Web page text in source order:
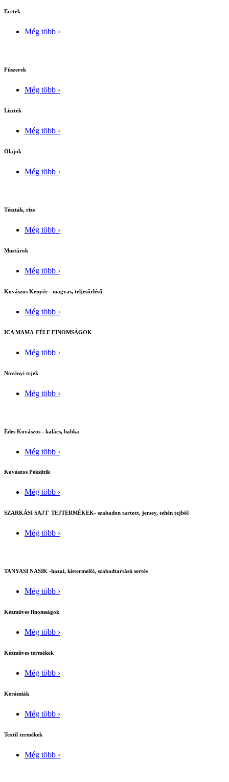
Ecetek
Még több ›
Fûszerek
Még több ›
Lisztek
Még több ›
Olajok
Még több ›
Tészták, rizs
Még több ›
Mustárok
Még több ›
Kovászos Kenyér - magvas, teljesőrlésű
Még több ›
ICA MAMA-FÉLE FINOMSÁGOK
Még több ›
Növényi tejek
Még több ›
Édes Kovászos - kalács, babka
Még több ›
Kovászos Péksütik
Még több ›
SZARKÁSI SAJT' TEJTERMÉKEK- szabadon tartott, jersey, tehén tejből
Még több ›
TANYASI NASIK -hazai, kistermelői, szabadtartású sertés
Még több ›
Kézműves finomságok
Még több ›
Kézműves termékek
Még több ›
Kerámiák
Még több ›
Textíl termékek
Még több ›